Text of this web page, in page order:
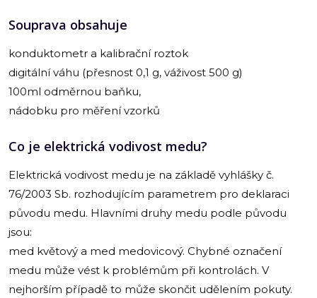
Souprava obsahuje
konduktometr a kalibrační roztok
digitální váhu (přesnost 0,1 g, váživost 500 g)
100ml odměrnou baňku,
nádobku pro měření vzorků
Co je elektrická vodivost medu?
Elektrická vodivost medu je na základě vyhlášky č.
76/2003 Sb. rozhodujícím parametrem pro deklaraci
původu medu. Hlavními druhy medu podle původu
jsou:
med květový a med medovicový. Chybné označení
medu může vést k problémům při kontrolách. V
nejhorším případě to může skončit udělením pokuty.